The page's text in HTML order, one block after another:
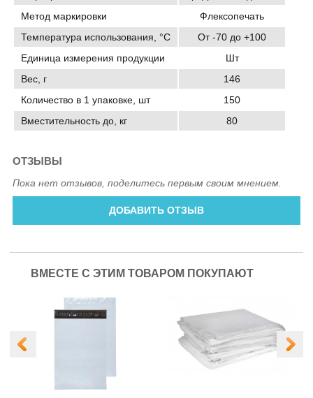
Метод маркировки
Флексопечать
Температура использования, °C
От -70 до +100
Единица измерения продукции
Шт
Вес, г
146
Количество в 1 упаковке, шт
150
Вместительность до, кг
80
ОТЗЫВЫ
Пока нет отзывов, поделитесь первым своим мнением.
ДОБАВИТЬ ОТЗЫВ
ВМЕСТЕ С ЭТИМ ТОВАРОМ ПОКУПАЮТ